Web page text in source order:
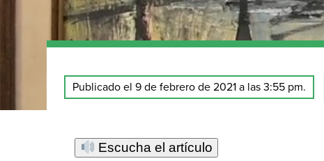
Publicado el 9 de febrero de 2021 a las 3:55 pm.
Escucha el artículo